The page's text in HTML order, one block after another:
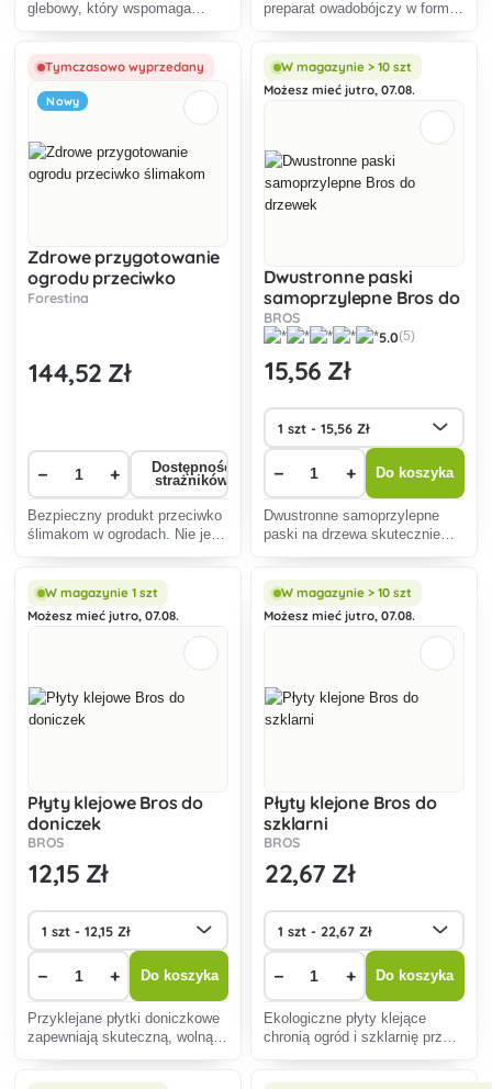
glebowy, który wspomaga
odporność na szkodniki
warunki dla silnego i
preparat owadobójczy w formie
szczególności zgnilizny w
podłożu roślin ozdobnych.
Tymczasowo wyprzedany
Nowy
Zdrowe przygotowanie
ogrodu przeciwko
ślimakom
Forestina
144,52 Zł
− +
Dostępność
strażników
Bezpieczny produkt przeciwko
ślimakom w ogrodach. Nie jest
W magazynie > 10 szt
Możesz mieć jutro, 07.08.
Dwustronne paski
samoprzylepne Bros do
drzewek
BROS
5.0(5)
15,56 Zł
− + Do koszyka
Dwustronne samoprzylepne
paski na drzewa skutecznie
środków chemicznych, są
odporne na warunki
atmosferyczne i łatwe w
montażu, idealne do ogrodów
W magazynie 1 szt
Możesz mieć jutro, 07.08.
Płyty klejowe Bros do
doniczek
BROS
12,15 Zł
− + Do koszyka
Przyklejane płytki doniczkowe
zapewniają skuteczną, wolną
W magazynie > 10 szt
Możesz mieć jutro, 07.08.
Płyty klejone Bros do
szklarni
BROS
22,67 Zł
− + Do koszyka
Ekologiczne płyty klejące
chronią ogród i szklarnię przed